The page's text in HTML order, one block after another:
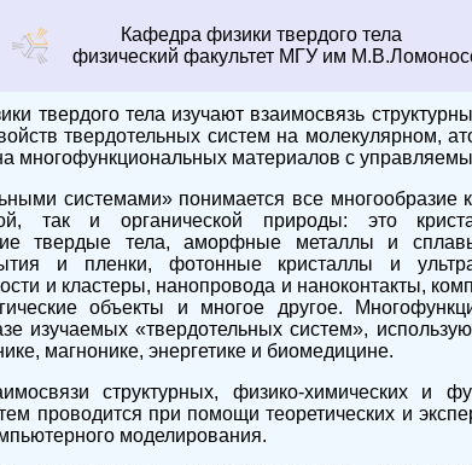
Кафедра физики твердого тела
физический факультет МГУ им
твердого тела изучают взаимосвязь
твердотельных систем на
многофункциональных материалов с
системами» понимается все многообразие
так и органической природы: это
твердые тела, аморфные металлы и
и пленки, фотонные кристаллы и
и кластеры, нанопровода и наноконтакты,
объекты и многое другое.
изучаемых «твердотельных систем»,
магнонике, энергетике и биомедицине.
структурных, физико-химических и
проводится при помощи теоретических и
моделирования.